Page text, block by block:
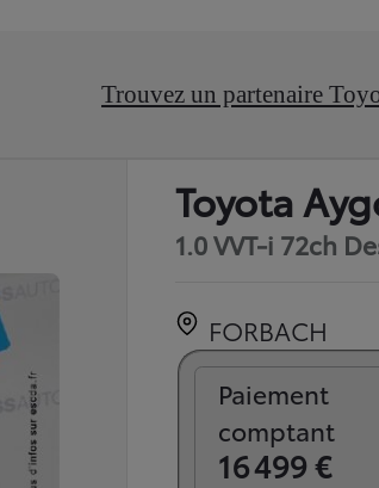
Trouvez un partenaire
Toyota
1.0 VVT-i 72ch
FORBACH
Paiement
comptant
16 499 €